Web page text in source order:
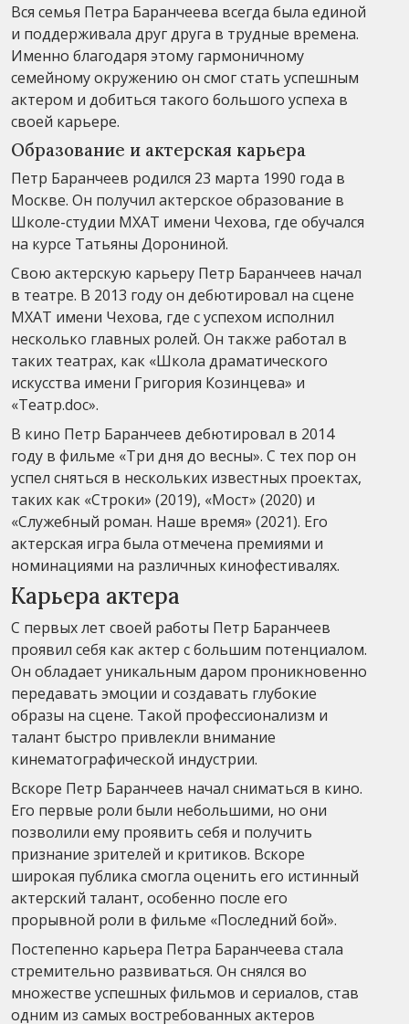
Вся семья Петра Баранчеева всегда была единой
и поддерживала друг друга в трудные времена.
Именно благодаря этому гармоничному
семейному окружению он смог стать успешным
актером и добиться такого большого успеха в
своей карьере.
Образование и актерская карьера
Петр Баранчеев родился 23 марта 1990 года в
Москве. Он получил актерское образование в
Школе-студии МХАТ имени Чехова, где обучался
на курсе Татьяны Дорониной.
Свою актерскую карьеру Петр Баранчеев начал
в театре. В 2013 году он дебютировал на сцене
МХАТ имени Чехова, где с успехом исполнил
несколько главных ролей. Он также работал в
таких театрах, как «Школа драматического
искусства имени Григория Козинцева» и
«Театр.doc».
В кино Петр Баранчеев дебютировал в 2014
году в фильме «Три дня до весны». С тех пор он
успел сняться в нескольких известных проектах,
таких как «Строки» (2019), «Мост» (2020) и
«Служебный роман. Наше время» (2021). Его
актерская игра была отмечена премиями и
номинациями на различных кинофестивалях.
Карьера актера
С первых лет своей работы Петр Баранчеев
проявил себя как актер с большим потенциалом.
Он обладает уникальным даром проникновенно
передавать эмоции и создавать глубокие
образы на сцене. Такой профессионализм и
талант быстро привлекли внимание
кинематографической индустрии.
Вскоре Петр Баранчеев начал сниматься в кино.
Его первые роли были небольшими, но они
позволили ему проявить себя и получить
признание зрителей и критиков. Вскоре
широкая публика смогла оценить его истинный
актерский талант, особенно после его
прорывной роли в фильме «Последний бой».
Постепенно карьера Петра Баранчеева стала
стремительно развиваться. Он снялся во
множестве успешных фильмов и сериалов, став
одним из самых востребованных актеров